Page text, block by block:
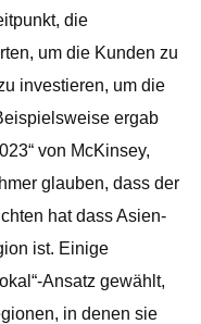
die
um die Kunden zu
investieren, um die
ergab
von McKinsey,
glauben, dass der
hat dass Asien-
ist. Einige
Ansatz gewählt,
in denen sie